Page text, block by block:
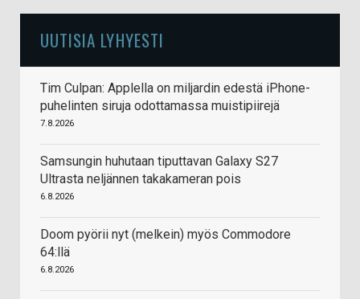
UUTISIA LYHYESTI
Tim Culpan: Applella on miljardin edestä iPhone-
puhelinten siruja odottamassa muistipiirejä
7.8.2026
Samsungin huhutaan tiputtavan Galaxy S27
Ultrasta neljännen takakameran pois
6.8.2026
Doom pyörii nyt (melkein) myös Commodore
64:llä
6.8.2026